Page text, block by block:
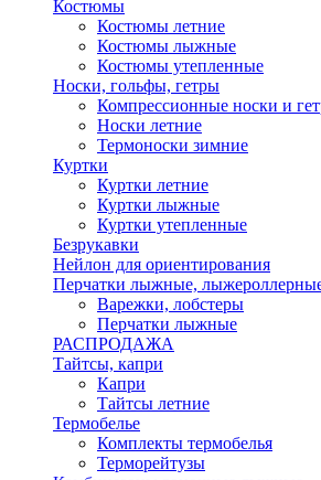
Костюмы
Костюмы летние
Костюмы лыжные
Костюмы утепленные
Носки, гольфы, гетры
Компрессионные носки и
Носки летние
Термоноски зимние
Куртки
Куртки летние
Куртки лыжные
Куртки утепленные
Безрукавки
Нейлон для ориентирования
Перчатки лыжные,
Варежки, лобстеры
Перчатки лыжные
РАСПРОДАЖА
Тайтсы, капри
Капри
Тайтсы летние
Термобелье
Комплекты термобелья
Терморейтузы